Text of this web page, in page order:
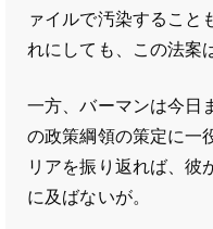
ァイルで汚染すること
れにしても、この法案
一方、バーマンは今日
の政策綱領の策定に一
リアを振り返れば、彼
に及ばないが。